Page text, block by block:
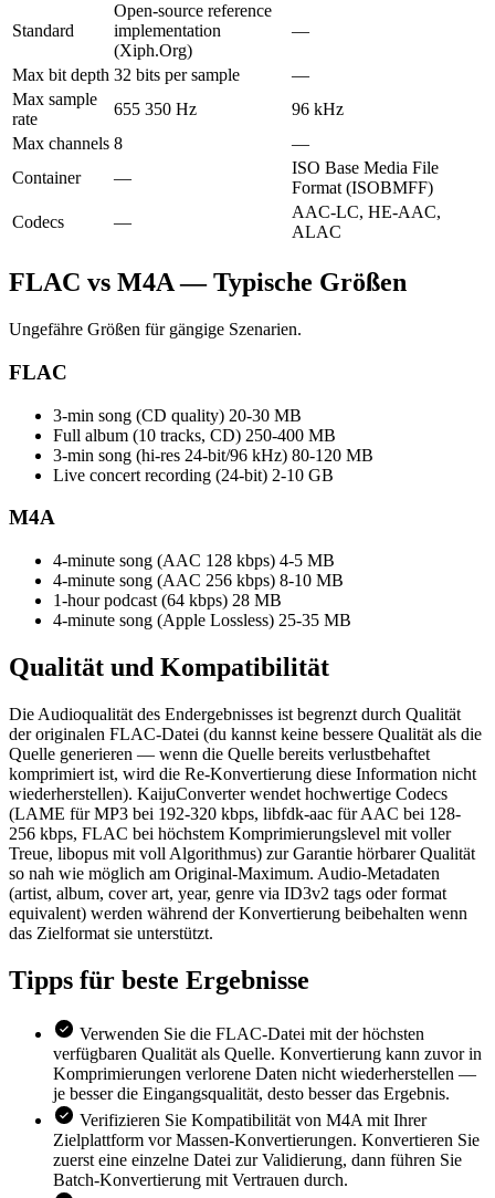
Standard
Open-source reference
implementation
(Xiph.Org)
—
Max bit depth 32 bits per sample
—
Max sample
rate
655 350 Hz
96 kHz
Max channels 8
—
Container
—
ISO Base Media File
Format (ISOBMFF)
Codecs
—
AAC-LC, HE-AAC,
ALAC
FLAC vs M4A — Typische Größen
Ungefähre Größen für gängige Szenarien.
FLAC
3-min song (CD quality) 20-30 MB
Full album (10 tracks, CD) 250-400 MB
3-min song (hi-res 24-bit/96 kHz) 80-120 MB
Live concert recording (24-bit) 2-10 GB
M4A
4-minute song (AAC 128 kbps) 4-5 MB
4-minute song (AAC 256 kbps) 8-10 MB
1-hour podcast (64 kbps) 28 MB
4-minute song (Apple Lossless) 25-35 MB
Qualität und Kompatibilität
Die Audioqualität des Endergebnisses ist begrenzt durch Qualität
der originalen FLAC-Datei (du kannst keine bessere Qualität als die
Quelle generieren — wenn die Quelle bereits verlustbehaftet
komprimiert ist, wird die Re-Konvertierung diese Information nicht
wiederherstellen). KaijuConverter wendet hochwertige Codecs
(LAME für MP3 bei 192-320 kbps, libfdk-aac für AAC bei 128-
256 kbps, FLAC bei höchstem Komprimierungslevel mit voller
Treue, libopus mit voll Algorithmus) zur Garantie hörbarer Qualität
so nah wie möglich am Original-Maximum. Audio-Metadaten
(artist, album, cover art, year, genre via ID3v2 tags oder format
equivalent) werden während der Konvertierung beibehalten wenn
das Zielformat sie unterstützt.
Tipps für beste Ergebnisse
Verwenden Sie die FLAC-Datei mit der höchsten
verfügbaren Qualität als Quelle. Konvertierung kann zuvor in
Komprimierungen verlorene Daten nicht wiederherstellen —
je besser die Eingangsqualität, desto besser das Ergebnis.
Verifizieren Sie Kompatibilität von M4A mit Ihrer
Zielplattform vor Massen-Konvertierungen. Konvertieren Sie
zuerst eine einzelne Datei zur Validierung, dann führen Sie
Batch-Konvertierung mit Vertrauen durch.